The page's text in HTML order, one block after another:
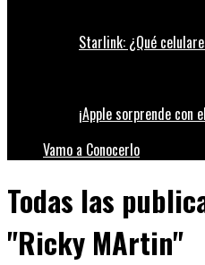
Starlink: ¿Qué
¡Apple sorprende con
Vamo a Conocerlo
Todas las
"Ricky MArtin"